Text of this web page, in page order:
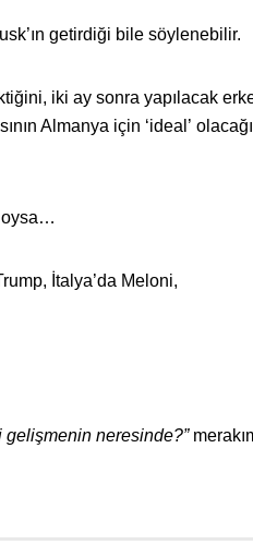
getirdiği bile söylenebilir.
iki ay sonra yapılacak
Almanya için ‘ideal’
oysa…
İtalya’da Meloni,
gelişmenin neresinde?”